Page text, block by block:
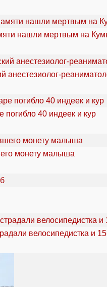
нашли мертвым на
анестезиолог-
40 индеек и кур
монету малыша
велосипедистка и